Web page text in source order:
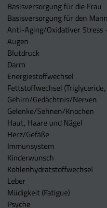
Basisversorgung für die Frau
Basisversorgung für den Mann
Anti-Aging/Oxidativer Stress
Augen
Blutdruck
Darm
Energiestoffwechsel
Fettstoffwechsel
Gehirn/Gedächtnis/Nerven
Gelenke/Sehnen/Knochen
Haut, Haare und Nägel
Herz/Gefäße
Immunsystem
Kinderwunsch
Kohlenhydratstoffwechsel
Leber
Müdigkeit (Fatigue)
Psyche